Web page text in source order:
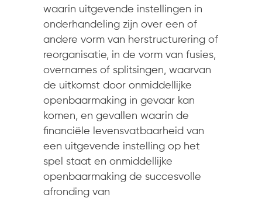
waarin uitgevende instellingen in
onderhandeling zijn over een of
andere vorm van herstructurering of
reorganisatie, in de vorm van fusies,
overnames of splitsingen, waarvan
de uitkomst door onmiddellijke
openbaarmaking in gevaar kan
komen, en gevallen waarin de
financiële levensvatbaarheid van
een uitgevende instelling op het
spel staat en onmiddellijke
openbaarmaking de succesvolle
afronding van